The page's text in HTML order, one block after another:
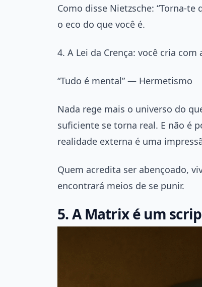
Como disse Nietzsche: “Torna-
o eco do que você é.
4. A Lei da Crença: você cria
“Tudo é mental” — Hermetismo
Nada rege mais o universo do
suficiente se torna real. E não é
realidade externa é uma
Quem acredita ser abençoado,
encontrará meios de se punir.
5. A Matrix é um